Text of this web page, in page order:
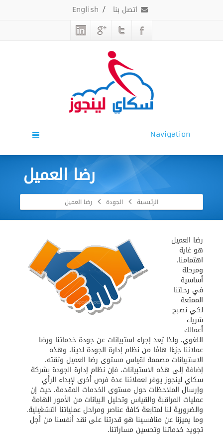
اتصل بنا /
English
Navigation
رضا العميل
الرئيسية الجودة رضا العميل
رضا العميل
هو غاية
اهتمامنا،
ومرحلة
أساسية
في رحلتنا
الممتعة
لكي نصبح
شريك
أعمالك
اللغوي. ولذا يُعد إجراء استبيانات عن جودة خدماتنا ورضا
عملائنا جزءًا هامًا من نظام إدارة الجودة لدينا، وهذه
الاستبيانات مصممة لقياس مستوى رضا العميل وثقته.
إضافة إلى هذه الاستبيانات، فإن نظام إدارة الجودة بشركة
سكاي لينجوز يوفر لعملائنا عدة فرص أخرى لإبداء الرأي
وإرسال الملاحظات حول مستوى الخدمات المقدمة. حيث إن
عمليات المراقبة والقياس وتحليل البيانات من الأمور الهامة
والضرورية لنا لمتابعة كافة عناصر ومراحل عملياتنا التشغيلية.
وما يميزنا عن منافسينا هو قدرتنا على نقد أنفسنا من أجل
تجويد خدماتنا وتحسين مساراتنا.